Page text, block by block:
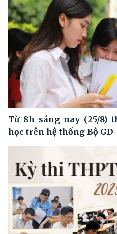
Từ 8h sáng nay (25/8)
học trên hệ thống Bộ